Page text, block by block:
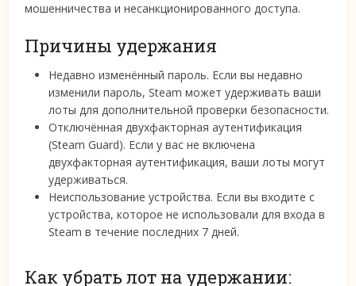
мошенничества и несанкционированного доступа.
Причины удержания
Недавно изменённый пароль. Если вы недавно
изменили пароль, Steam может удерживать ваши
лоты для дополнительной проверки безопасности.
Отключённая двухфакторная аутентификация
(Steam Guard). Если у вас не включена
двухфакторная аутентификация, ваши лоты могут
удерживаться.
Неиспользование устройства. Если вы входите с
устройства, которое не использовали для входа в
Steam в течение последних 7 дней.
Как убрать лот на удержании: